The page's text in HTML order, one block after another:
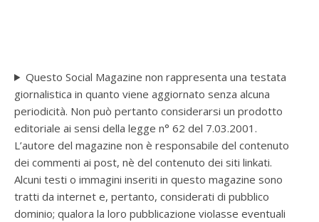
Questo Social Magazine non rappresenta una testata
giornalistica in quanto viene aggiornato senza alcuna
periodicità. Non può pertanto considerarsi un prodotto
editoriale ai sensi della legge n° 62 del 7.03.2001.
L’autore del magazine non è responsabile del contenuto
dei commenti ai post, nè del contenuto dei siti linkati.
Alcuni testi o immagini inseriti in questo magazine sono
tratti da internet e, pertanto, considerati di pubblico
dominio; qualora la loro pubblicazione violasse eventuali